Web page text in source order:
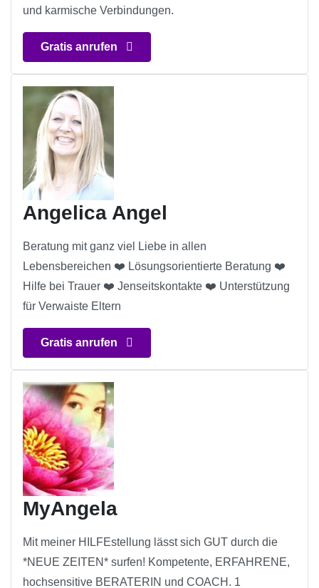
und karmische Verbindungen.
Gratis anrufen
Angelica Angel
Beratung mit ganz viel Liebe in allen
Lebensbereichen ❤️ Lösungsorientierte Beratung ❤️
Hilfe bei Trauer ❤️ Jenseitskontakte ❤️ Unterstützung
für Verwaiste Eltern
Gratis anrufen
MyAngela
Mit meiner HILFEstellung lässt sich GUT durch die
*NEUE ZEITEN* surfen! Kompetente, ERFAHRENE,
hochsensitive BERATERIN und COACH. 1